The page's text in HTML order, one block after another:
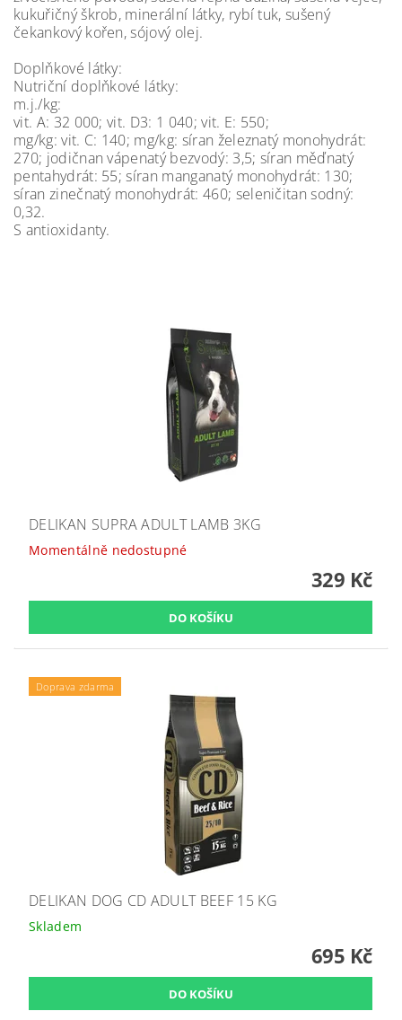
kukuřičný škrob, minerální látky, rybí tuk, sušený
čekankový kořen, sójový olej.
Doplňkové látky:
Nutriční doplňkové látky:
m.j./kg:
vit. A: 32 000; vit. D3: 1 040; vit. E: 550;
mg/kg: vit. C: 140; mg/kg: síran železnatý monohydrát:
270; jodičnan vápenatý bezvodý: 3,5; síran měďnatý
pentahydrát: 55; síran manganatý monohydrát: 130;
síran zinečnatý monohydrát: 460; seleničitan sodný:
0,32.
S antioxidanty.
DELIKAN SUPRA ADULT LAMB 3KG
Momentálně nedostupné
329 Kč
Doprava zdarma
DELIKAN DOG CD ADULT BEEF 15 KG
Skladem
695 Kč